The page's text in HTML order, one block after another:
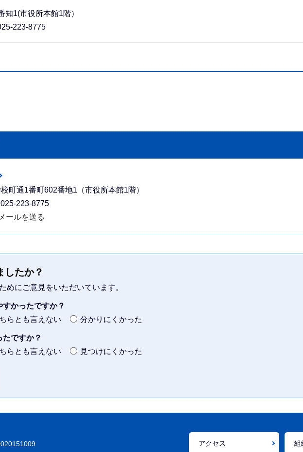
1(市役所本館1階）
223-8775
町通1番町602番地1（市役所本館1階）
223-8775
ールを送る
したか？
めにご意見をいただいています。
かったですか？
らとも言えない 分かりにくかった
たですか？
らとも言えない 見つけにくかった
アクセス 組